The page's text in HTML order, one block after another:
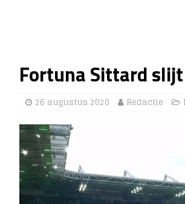
Fortuna Sittard
26 augustus 2020 Redactie